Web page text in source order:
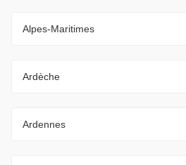
Alpes-Maritimes
Ardèche
Ardennes